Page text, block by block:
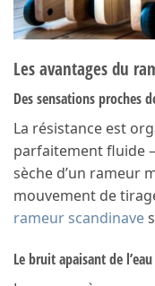
Les avantages du
Des sensations proches
La résistance est
parfaitement fluide
sèche d’un rameur
mouvement de
rameur scandinave
Le bruit apaisant de l’eau